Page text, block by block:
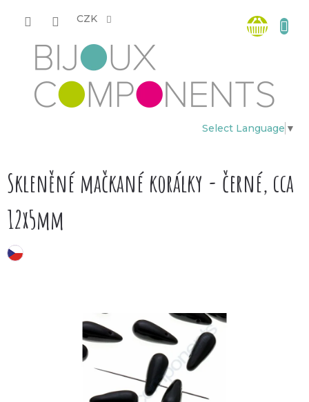
CZK
Select Language ▼
košík
Skleněné mačkané korálky - černé, cca
12x5mm